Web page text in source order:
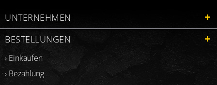
58704BX_PB
UNTERNEHMEN
BESTELLUNGEN
› Einkaufen
› Bezahlung